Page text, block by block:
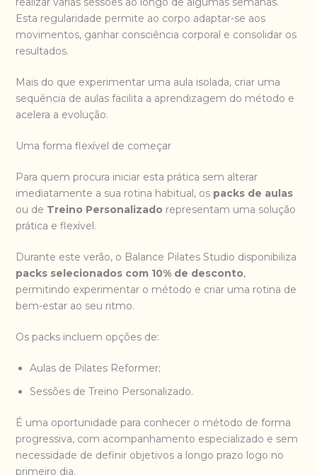
Esta regularidade permite ao corpo adaptar-se aos
movimentos, ganhar consciência corporal e consolidar os
resultados.
Mais do que experimentar uma aula isolada, criar uma
sequência de aulas facilita a aprendizagem do método e
acelera a evolução.
Uma forma flexível de começar
Para quem procura iniciar esta prática sem alterar
imediatamente a sua rotina habitual, os packs de aulas
ou de Treino Personalizado representam uma solução
prática e flexível.
Durante este verão, o Balance Pilates Studio disponibiliza
packs selecionados com 10% de desconto,
permitindo experimentar o método e criar uma rotina de
bem-estar ao seu ritmo.
Os packs incluem opções de:
Aulas de Pilates Reformer;
Sessões de Treino Personalizado.
É uma oportunidade para conhecer o método de forma
progressiva, com acompanhamento especializado e sem
necessidade de definir objetivos a longo prazo logo no
primeiro dia.